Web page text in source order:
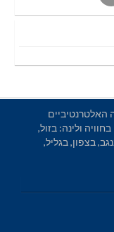
האלטרנטיביים
ולינה: בזול,
בצפון, בגליל,